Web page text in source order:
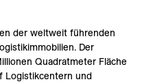
der weltweit führenden
Der
Quadratmeter Fläche
Logistikcentern und